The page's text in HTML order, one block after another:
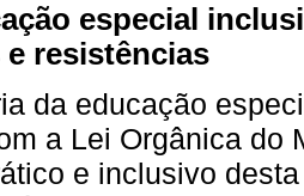
especial
e resistências
da educação
a Lei Orgânica do
e inclusivo